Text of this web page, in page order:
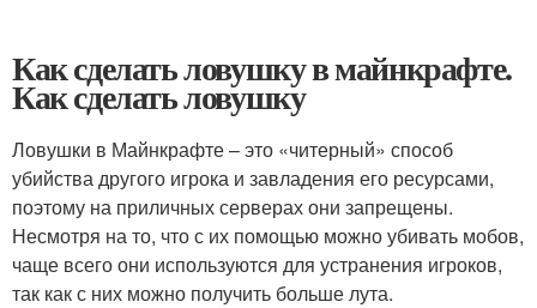
Как сделать ловушку в майнкрафте.
Как сделать ловушку
Ловушки в Майнкрафте – это «читерный» способ
убийства другого игрока и завладения его ресурсами,
поэтому на приличных серверах они запрещены.
Несмотря на то, что с их помощью можно убивать мобов,
чаще всего они используются для устранения игроков,
так как с них можно получить больше лута.